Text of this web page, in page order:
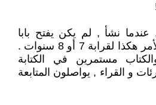
نشأ , لم يكن يفتح بابا
لتعليقات القراء . وظل الأمر هكذا لقرابة 7 أو 8 سنوات .
مستمرين في الكتابة
و القراء , يواصلون المتابعة